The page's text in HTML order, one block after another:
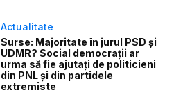
Actualitate
Surse: Majoritate în jurul PSD și
UDMR? Social democrații ar
urma să fie ajutați de politicieni
din PNL și din partidele
extremiste